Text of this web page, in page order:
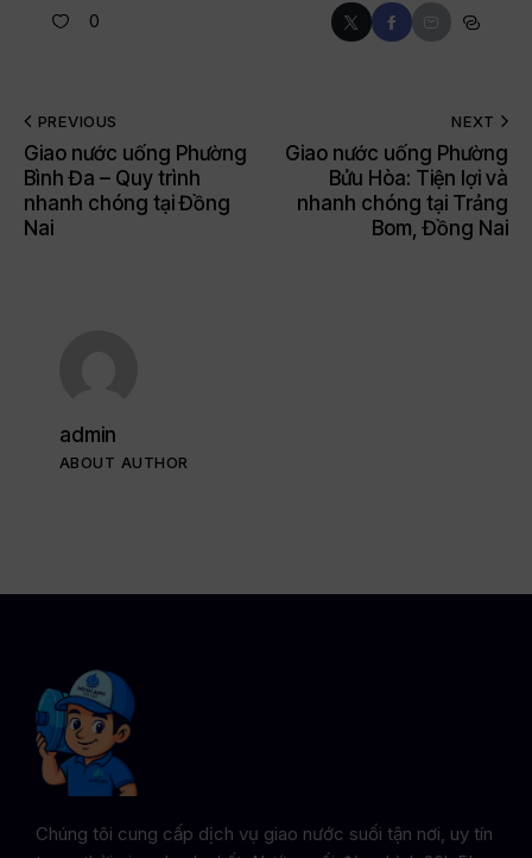
0
PREVIOUS
Giao nước uống Phường
Bình Đa – Quy trình
nhanh chóng tại Đồng
Nai
NEXT
Giao nước uống Phường
Bửu Hòa: Tiện lợi và
nhanh chóng tại Trảng
Bom, Đồng Nai
admin
ABOUT AUTHOR
Chúng tôi cung cấp dịch vụ giao nước suối tận nơi, uy tín